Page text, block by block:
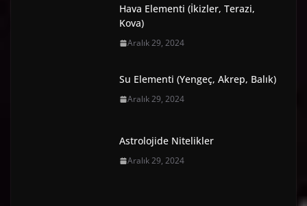
Hava Elementi (İkizler, Terazi,
Kova)
Aralık 29, 2024
Su Elementi (Yengeç, Akrep, Balık)
Aralık 29, 2024
Astrolojide Nitelikler
Aralık 29, 2024